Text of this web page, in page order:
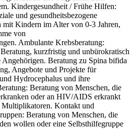
Kindergesundheit / Frühe Hilfen:
und gesundheitsbezogene
Kindern im Alter von 0-3 Jahren,
von
Ambulante Krebsberatung:
kurzfristig und unbürokratisch
Beratung zu Spina bifida
Angebote und Projekte für
Hydrocephalus und ihre
Beratung von Menschen, die
oder an HIV/AIDS erkrankt
Kontakt und
Beratung von Menschen, die
wollen oder eine Selbsthilfegruppe